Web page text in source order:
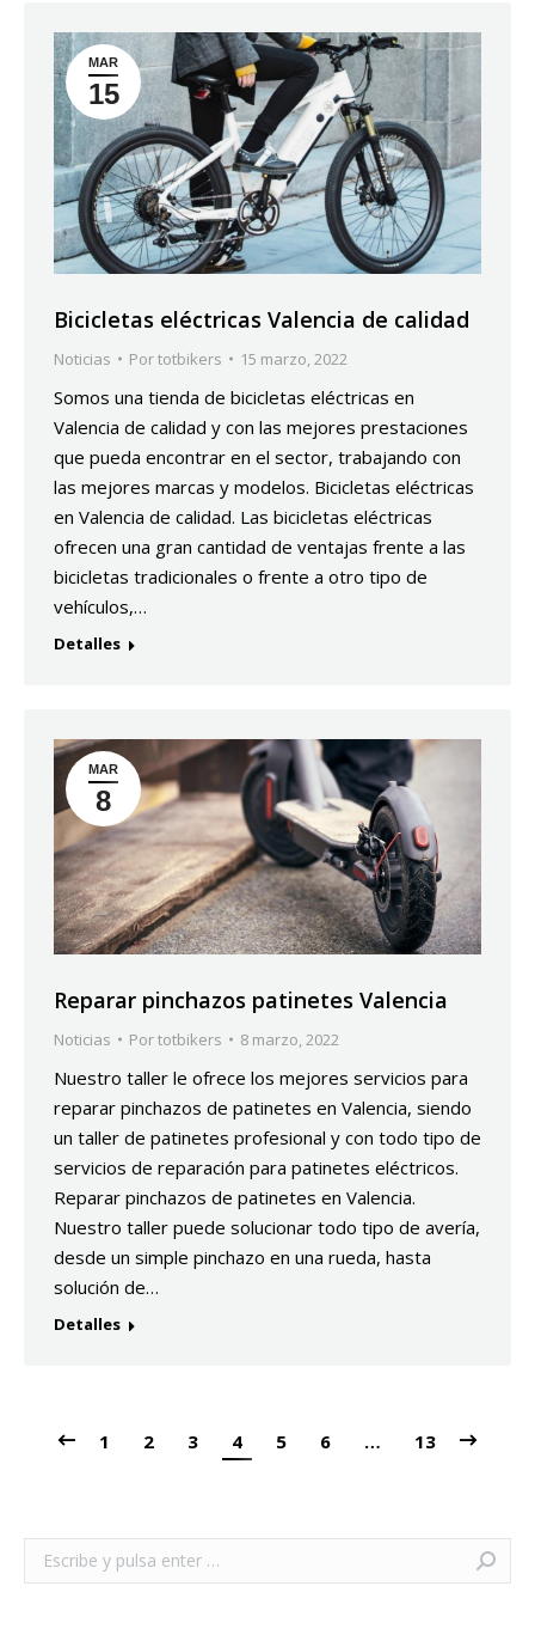
MAR
15
Bicicletas eléctricas Valencia de calidad
Noticias Portotbikers 15 marzo, 2022
Somos una tienda de bicicletas eléctricas en
Valencia de calidad y con las mejores prestaciones
que pueda encontrar en el sector, trabajando con
las mejores marcas y modelos. Bicicletas eléctricas
en Valencia de calidad. Las bicicletas eléctricas
ofrecen una gran cantidad de ventajas frente a las
bicicletas tradicionales o frente a otro tipo de
vehículos,…
Detalles
MAR
8
Reparar pinchazos patinetes Valencia
Noticias Portotbikers 8 marzo, 2022
Nuestro taller le ofrece los mejores servicios para
reparar pinchazos de patinetes en Valencia, siendo
un taller de patinetes profesional y con todo tipo de
servicios de reparación para patinetes eléctricos.
Reparar pinchazos de patinetes en Valencia.
Nuestro taller puede solucionar todo tipo de avería,
desde un simple pinchazo en una rueda, hasta
solución de…
Detalles
1 2 3 4 5 6 … 13
Buscar: